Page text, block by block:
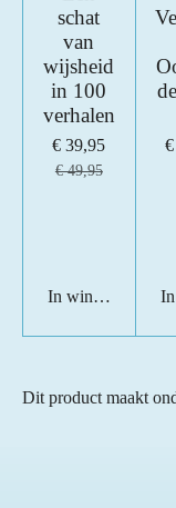
schat
van
wijsheid
in 100
verhalen
€ 39,95
€ 49,95
In winkelwagen
Dit product maakt